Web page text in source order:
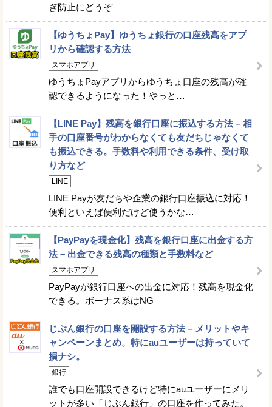
ぎ防止にどうぞ
【ゆうちょPay】ゆうちょ銀行の口座残高をアプ
リから確認する方法
スマホアプリ
ゆうちょPayアプリからゆうちょ口座の残高が確
認できるようになった！やっと…
【LINE Pay】残高を銀行口座に振込する方法 – 相
手の口座番号がわからなくても友だちじゃなくて
も振込できる。手数料や利用できる条件、受け取
り方など
LINE
LINE Payが友だちや企業の銀行口座振込に対応！
便利といえば便利だけど使うかな…
【PayPayを現金化】残高を銀行口座に出金する方
法 – 出金できる残高の種類と手数料など
スマホアプリ
PayPayが銀行口座への出金に対応！残高を現金化
できる。ボーナス系はNG
じぶん銀行の口座を開設する方法 – メリットやキ
ャンペーンまとめ。特にauユーザーは持っていて
損ナシ。
銀行
誰でも口座開設できるけど特にauユーザーにメリ
ットが多い「じぶん銀行」の口座を作ってみた。